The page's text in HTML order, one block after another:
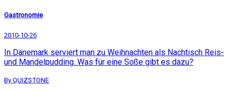
Gastronomie
2010-10-26
In Dänemark serviert man zu Weihnachten als Nachtisch Reis-
und Mandelpudding. Was für eine Soße gibt es dazu?
By QUIZSTONE